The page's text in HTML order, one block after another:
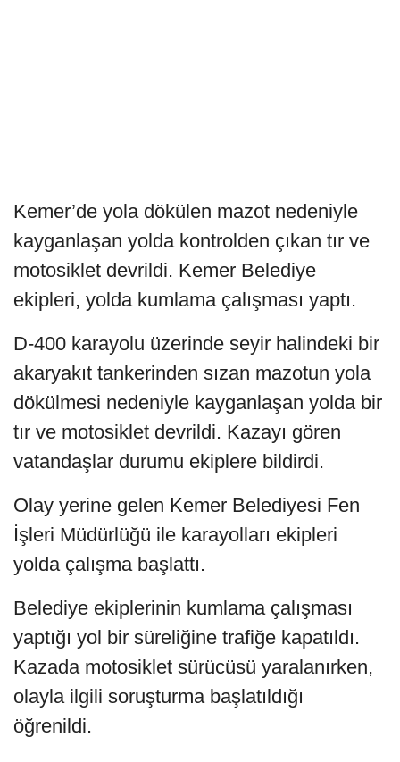
Kemer’de yola dökülen mazot nedeniyle
kayganlaşan yolda kontrolden çıkan tır ve
motosiklet devrildi. Kemer Belediye
ekipleri, yolda kumlama çalışması yaptı.
D-400 karayolu üzerinde seyir halindeki bir
akaryakıt tankerinden sızan mazotun yola
dökülmesi nedeniyle kayganlaşan yolda bir
tır ve motosiklet devrildi. Kazayı gören
vatandaşlar durumu ekiplere bildirdi.
Olay yerine gelen Kemer Belediyesi Fen
İşleri Müdürlüğü ile karayolları ekipleri
yolda çalışma başlattı.
Belediye ekiplerinin kumlama çalışması
yaptığı yol bir süreliğine trafiğe kapatıldı.
Kazada motosiklet sürücüsü yaralanırken,
olayla ilgili soruşturma başlatıldığı
öğrenildi.